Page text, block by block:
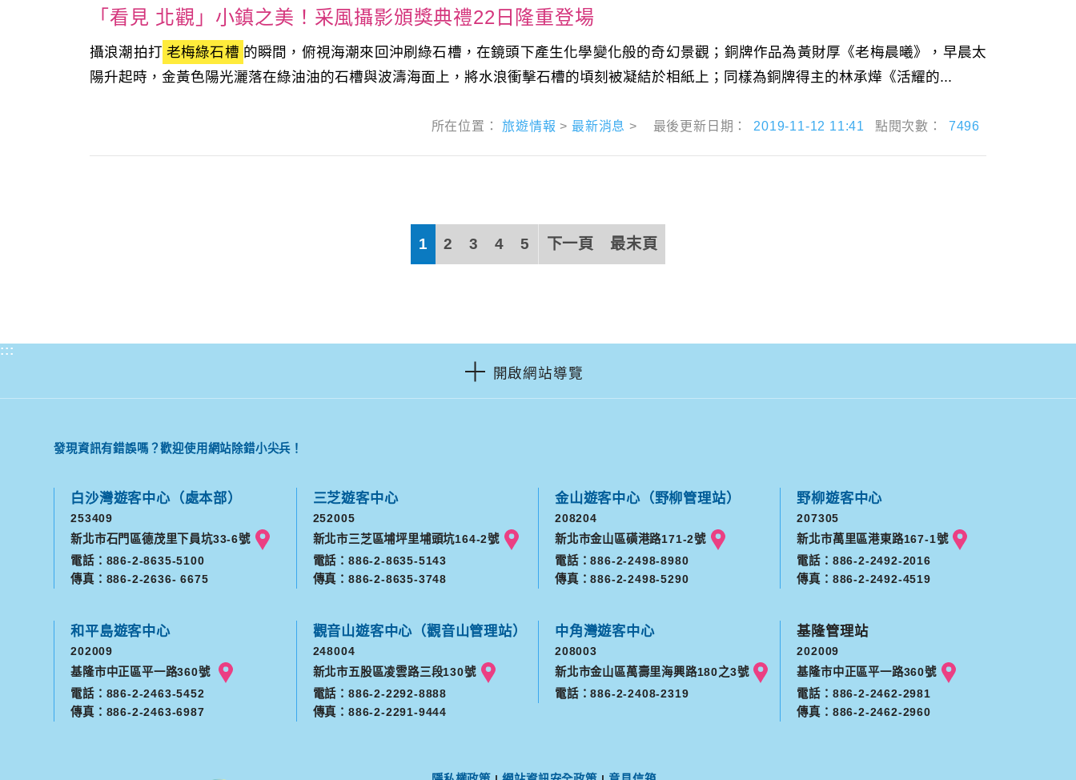
「看見 北觀」小鎮之美！采風攝影頒獎典禮22日隆重登場
攝浪潮拍打 老梅綠石槽 的瞬間，俯視海潮來回沖刷綠石槽，在鏡頭下產生化學變化般的奇幻景觀；銅牌作品為黃財厚《老梅晨曦》，早晨太
陽升起時，金黃色陽光灑落在綠油油的石槽與波濤海面上，將水浪衝擊石槽的頃刻被凝結於相紙上；同樣為銅牌得主的林承燁《活耀的...
所在位置：旅遊情報 > 最新消息 > 最後更新日期： 2019-11-12 11:41 點閱次數： 7496
1 2 3 4 5 下一頁 最末頁
:::
開啟網站導覽
發現資訊有錯誤嗎？歡迎使用網站除錯小尖兵！
白沙灣遊客中心（處本部）
253409
新北市石門區德茂里下員坑33-6號
電話：886-2-8635-5100
傳真：886-2-2636- 6675
三芝遊客中心
252005
新北市三芝區埔坪里埔頭坑164-2號
電話：886-2-8635-5143
傳真：886-2-8635-3748
金山遊客中心（野柳管理站）
208204
新北市金山區磺港路171-2號
電話：886-2-2498-8980
傳真：886-2-2498-5290
野柳遊客中心
207305
新北市萬里區港東路167-1號
電話：886-2-2492-2016
傳真：886-2-2492-4519
和平島遊客中心
202009
基隆市中正區平一路360號
電話：886-2-2463-5452
傳真：886-2-2463-6987
觀音山遊客中心（觀音山管理站）
248004
新北市五股區凌雲路三段130號
電話：886-2-2292-8888
傳真：886-2-2291-9444
中角灣遊客中心
208003
新北市金山區萬壽里海興路180之3號
電話：886-2-2408-2319
基隆管理站
202009
基隆市中正區平一路360號
電話：886-2-2462-2981
傳真：886-2-2462-2960